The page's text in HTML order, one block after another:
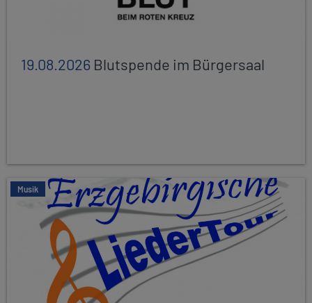
19.08.2026 Blutspende im Bürgersaal
Musik